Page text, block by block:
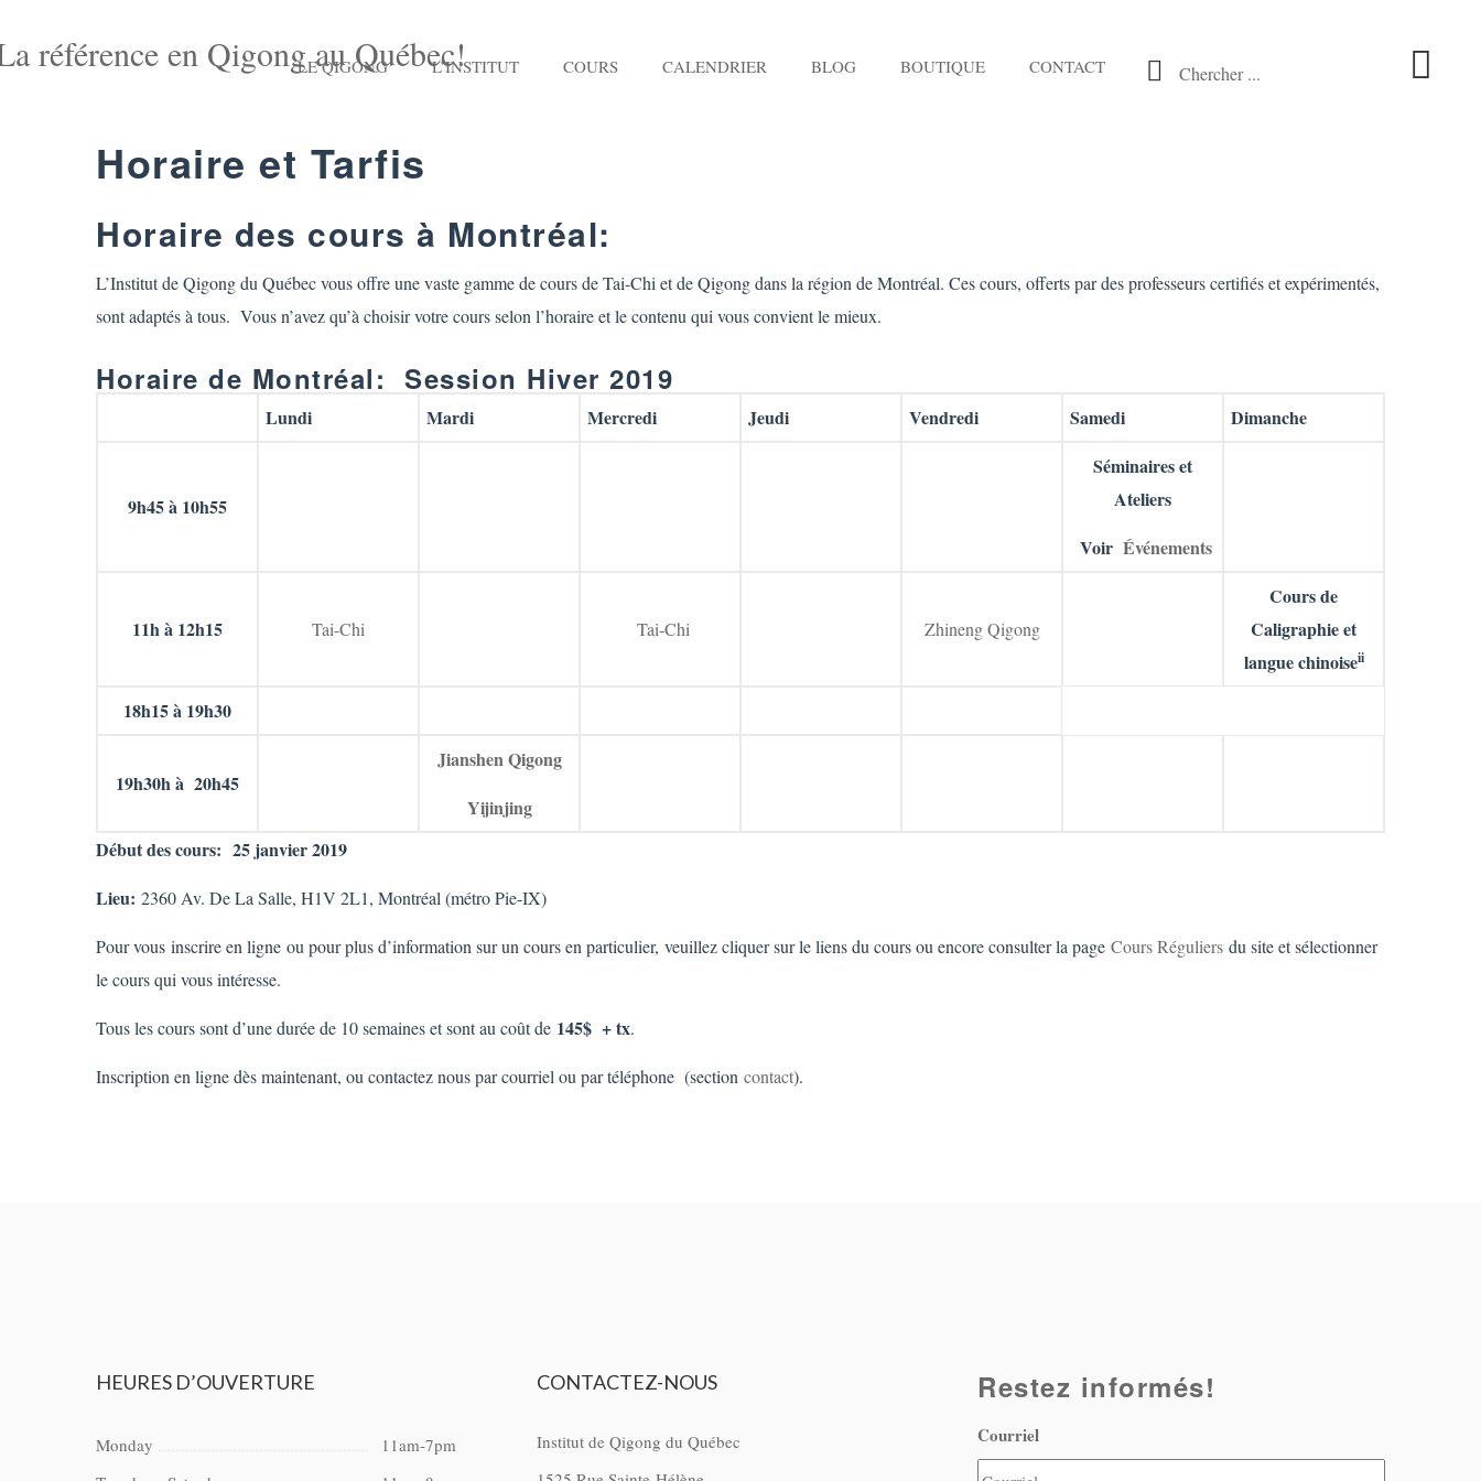
LE QIGONG L’INSTITUT COURS CALENDRIER BLOG BOUTIQUE CONTACT Chercher ...
Horaire et Tarfis
Horaire des cours à Montréal:
L’Institut de Qigong du Québec vous offre une vaste gamme de cours de Tai-Chi et de Qigong dans la région de Montréal. Ces cours, offerts par des professeurs certifiés et expérimentés,
sont adaptés à tous. Vous n’avez qu’à choisir votre cours selon l’horaire et le contenu qui vous convient le mieux.
Horaire de Montréal: Session Hiver 2019
Lundi Mardi Mercredi Jeudi Vendredi Samedi Dimanche
9h45 à 10h55
Séminaires et
Ateliers
Voir Événements
11h à 12h15 Tai-Chi Tai-Chi Zhineng Qigong
Cours de
Caligraphie et
langue chinoiseii
18h15 à 19h30
19h30h à 20h45
Jianshen Qigong
Yijinjing
Début des cours: 25 janvier 2019
Lieu: 2360 Av. De La Salle, H1V 2L1, Montréal (métro Pie-IX)
Pour vous inscrire en ligne ou pour plus d’information sur un cours en particulier, veuillez cliquer sur le liens du cours ou encore consulter la page Cours Réguliers du site et sélectionner
le cours qui vous intéresse.
Tous les cours sont d’une durée de 10 semaines et sont au coût de 145$ + tx.
Inscription en ligne dès maintenant, ou contactez nous par courriel ou par téléphone (section contact).
HEURES D’OUVERTURE
Monday
11am-7pm
CONTACTEZ-NOUS
Institut de Qigong du Québec
Restez informés!
Courriel